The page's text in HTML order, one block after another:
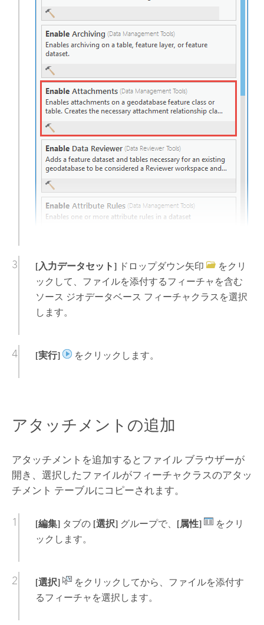
[入力データセット]ドロップダウン矢印
をクリ
ックして、ファイルを添付するフィーチャを含む
ソース ジオデータベース フィーチャクラスを選択
します。
[実行] をクリックします。
アタッチメントの追加
アタッチメントを追加するとファイル ブラウザーが
開き、選択したファイルがフィーチャクラスのアタッ
チメント テーブルにコピーされます。
[編集]タブの [選択]グループで、 [属性]
をクリ
ックします。
[選択]
をクリックしてから、ファイルを添付す
るフィーチャを選択します。